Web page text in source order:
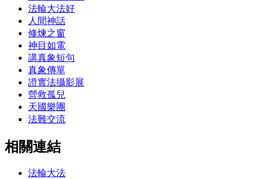
法輪大法好
人間神話
修煉之窗
神目如電
講真象短句
真象傳單
證實法攝影展
營救孤兒
天國樂團
法難交流
相關連結
法輪大法